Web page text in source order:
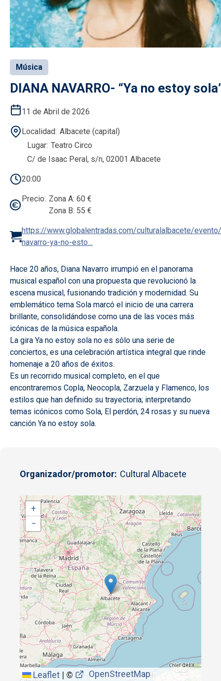
Música
DIANA NAVARRO- “Ya no estoy
11 de Abril de 2026
Localidad Albacete (capital)
Lugar Teatro Circo
C/ de Isaac Peral, s/n, 02001 Albacete
20:00
Precio Zona A: 60 €
Zona B: 55 €
https://www.globalentradas.com/culturalalbacete/
navarro-ya-no-esto…
Hace 20 años, Diana Navarro irrumpió en el panorama
musical español con una propuesta que revolucionó la
escena musical, fusionando tradición y modernidad. Su
emblemático tema Sola marcó el inicio de una carrera
brillante, consolidándose como una de las voces más
icónicas de la música española.
La gira Ya no estoy sola no es sólo una serie de
conciertos, es una celebración artística integral que rinde
homenaje a 20 años de éxitos.
Es un recorrido musical completo, en el que
encontraremos Copla, Neocopla, Zarzuela y Flamenco, los
estilos que han definido su trayectoria; interpretando
temas icónicos como Sola, El perdón, 24 rosas y su nueva
canción Ya no estoy sola.
Organizador/promotor Cultural Albacete
+
−
Leaflet | ©
OpenStreetMap